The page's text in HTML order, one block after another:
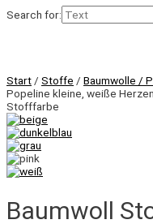
Search for:
Start / Stoffe / Baumwolle /
Popeline kleine, weiße
Stofffarbe
Baumwoll